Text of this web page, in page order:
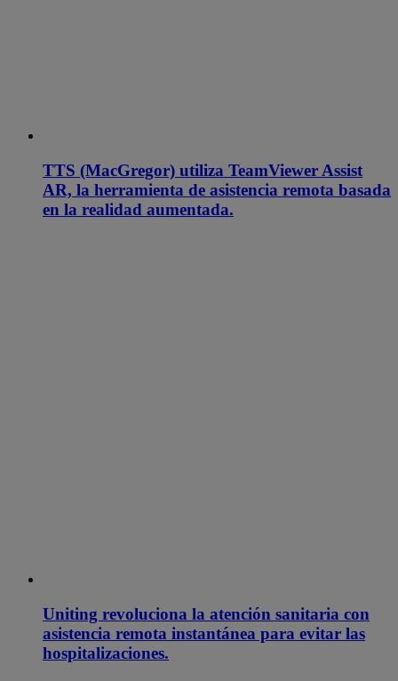
TTS (MacGregor) utiliza TeamViewer Assist
AR, la herramienta de asistencia remota basada
en la realidad aumentada.
Uniting revoluciona la atención sanitaria con
asistencia remota instantánea para evitar las
hospitalizaciones.